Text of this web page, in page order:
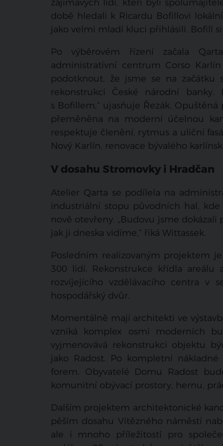
zajímavých lidí, kteří byli
době hledali k Ricardu Bofillovi
jako velmi mladí kluci přihlásili. Bofill si
Po výběrovém řízení začala
administrativní centrum Corso
podotknout, že jsme se na
rekonstrukci České národní
s Bofillem,“ ujasňuje Řezák.
přeměněna na moderní účelnou
respektuje členění, rytmus a uliční
Nový Karlín, renovace bývalého
V dosahu Stromovky i Hradčan
Atelier Qarta se podílela na
industriální stopu původních hal,
nově otevřeny. „Budovu jsme
jak ji dneska vidíme,“ říká Wittassek.
Posledním realizovaným projektem
300 lidí. Rekonstrukce křídla areálu
rozvíjejícího vzdělávacího centra v
hospodářský dvůr.
Momentálně mají architekti ve
vzniká komplex osmi moderních
vyjmenovává rekonstrukci objektu
jako Radost. Po kompletní
forem. Obyvatelé Domu Radost
komunitní obývací prostory, hernu,
Dalším projektem architektonické
pěším dosahu Vítězného náměstí
ale i mnoho příležitostí pro